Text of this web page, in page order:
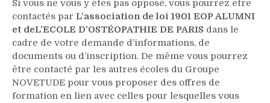
Si vous ne vous y êtes pas opposé, vous pourrez être
contactés par L’association de loi 1901 EOP ALUMNI
et deL’ECOLE D’OSTÉOPATHIE DE PARIS dans le
cadre de votre demande d’informations, de
documents ou d’inscription. De même vous pourrez
être contacté par les autres écoles du Groupe
NOVETUDE pour vous proposer des offres de
formation en lien avec celles pour lesquelles vous